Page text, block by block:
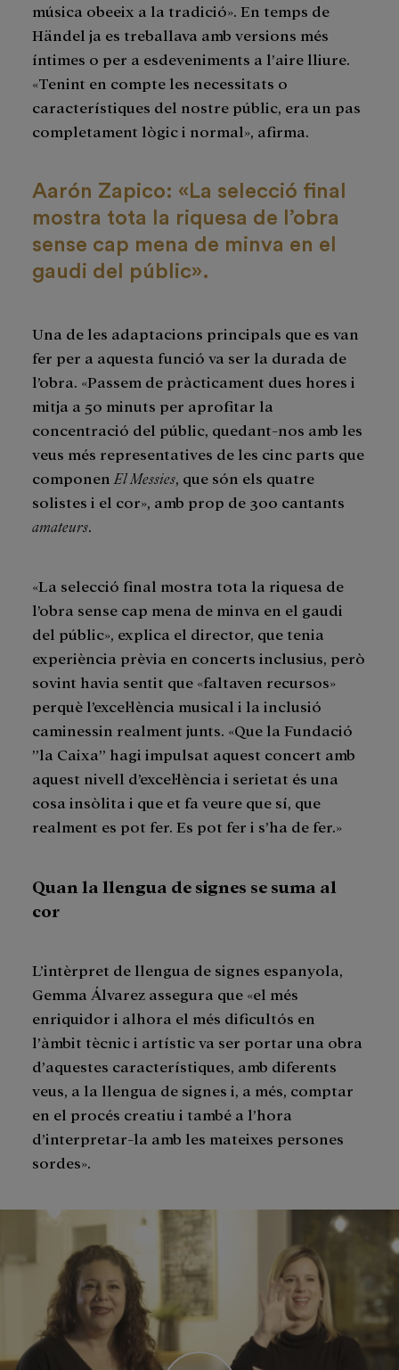
música obeeix a la tradició». En temps de
Händel ja es treballava amb versions més
íntimes o per a esdeveniments a l’aire lliure.
«Tenint en compte les necessitats o
característiques del nostre públic, era un pas
completament lògic i normal», afirma.
Aarón Zapico: «La selecció final
mostra tota la riquesa de l’obra
sense cap mena de minva en el
gaudi del públic».
Una de les adaptacions principals que es van
fer per a aquesta funció va ser la durada de
l’obra. «Passem de pràcticament dues hores i
mitja a 50 minuts per aprofitar la
concentració del públic, quedant-nos amb les
veus més representatives de les cinc parts que
componen El Messies , que són els quatre
solistes i el cor», amb prop de 300 cantants
amateurs
«La selecció final mostra tota la riquesa de
l’obra sense cap mena de minva en el gaudi
del públic», explica el director, que tenia
experiència prèvia en concerts inclusius, però
sovint havia sentit que «faltaven recursos»
perquè l’excel·lència musical i la inclusió
caminessin realment junts. «Que la Fundació
”la Caixa” hagi impulsat aquest concert amb
aquest nivell d’excel·lència i serietat és una
cosa insòlita i que et fa veure que sí, que
realment es pot fer. Es pot fer i s’ha de fer.»
Quan la llengua de signes se suma al
cor
L’intèrpret de llengua de signes espanyola,
Gemma Álvarez assegura que «el més
enriquidor i alhora el més dificultós en
l’àmbit tècnic i artístic va ser portar una obra
d’aquestes característiques, amb diferents
veus, a la llengua de signes i, a més, comptar
en el procés creatiu i també a l’hora
d’interpretar-la amb les mateixes persones
sordes».